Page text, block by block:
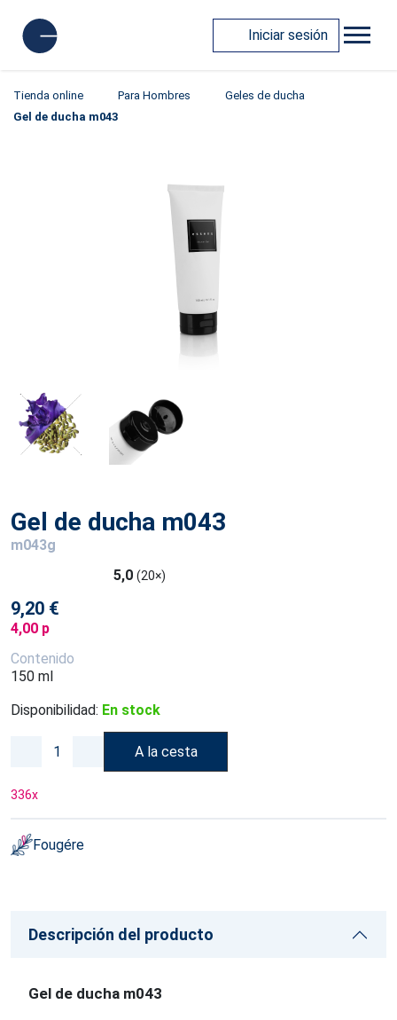
Iniciar sesión
Tienda online Para Hombres
Geles de ducha
Gel de ducha m043
Gel de ducha m043
m043g
5,0 (20×)
9,20 €
4,00 p
Contenido
150 ml
Disponibilidad: En stock
A la cesta
336x
Fougére
Descripción del producto
Gel de ducha m043